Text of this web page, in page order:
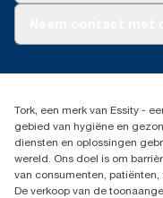
Dispenserklacht
02 766 05 30
Essity Belgium NV
Berkenlaan 8B
1831 MACHELEN
Tork, een merk van Essity -
gebied van hygiëne en
diensten en oplossingen
wereld. Ons doel is om
van consumenten,
De verkoop van de